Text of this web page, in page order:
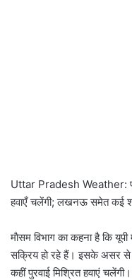
Uttar Pradesh Weather:
हवाएँ चलेंगी; लखनऊ समेत कई
माैसम विभाग का कहना है कि यूपी
सक्रिय हो रहे हैं। इसके असर से
कहीं पुरवाई मिश्रित हवाएं